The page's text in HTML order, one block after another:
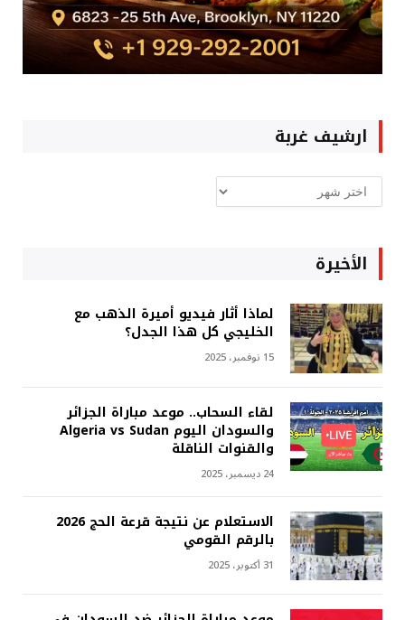
ارشيف غربة
ارشيف
غربة
الأخيرة
لماذا أثار فيديو أميرة الذهب مع
الخليجي كل هذا الجدل؟
15 نوفمبر، 2025
لقاء السحاب.. موعد مباراة الجزائر
والسودان اليوم Algeria vs Sudan
والقنوات الناقلة
24 ديسمبر، 2025
الاستعلام عن نتيجة قرعة الحج 2026
بالرقم القومي
31 أكتوبر، 2025